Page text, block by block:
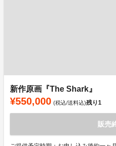
新作原画『The Shark』
¥550,000 (税込/送料込)残り1
販売